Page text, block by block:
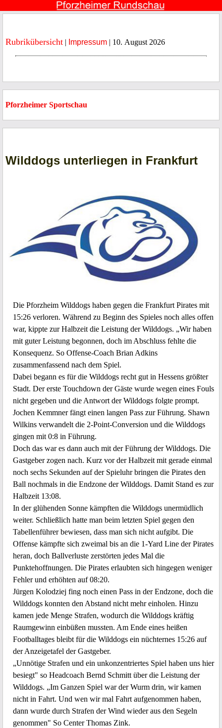
Rubrikübersicht | Impressum | 10. August 2026
Pforzheimer Sportschau
Wilddogs unterliegen in Frankfurt
Die Pforzheim Wilddogs haben gegen die Frankfurt Pirates mit
15:26 verloren. Während zu Beginn des Spieles noch alles offen
war, kippte zur Halbzeit die Leistung der Wilddogs. „Wir haben
mit guter Leistung begonnen, doch im Abschluss fehlte die
Konsequenz. So Offense-Coach Brian Adkins
zusammenfassend nach dem Spiel.
Dabei begann es für die Wilddogs recht gut in Hessens größter
Stadt. Der erste Touchdown der Gäste wurde wegen eines Fouls
nicht gegeben und die Antwort der Wilddogs folgte prompt.
Jochen Kemmner fängt einen langen Pass zur Führung. Shawn
Wilkins verwandelt die 2-Point-Conversion und die Wilddogs
gingen mit 0:8 in Führung.
Doch das war es dann auch mit der Führung der Wilddogs. Die
Gastgeber zogen nach. Kurz vor der Halbzeit mit gerade einmal
noch sechs Sekunden auf der Spieluhr bringen die Pirates den
Ball nochmals in die Endzone der Wilddogs. Damit Stand es zur
Halbzeit 13:08.
In der glühenden Sonne kämpften die Wilddogs unermüdlich
weiter. Schließlich hatte man beim letzten Spiel gegen den
Tabellenführer bewiesen, dass man sich nicht aufgibt. Die
Offense kämpfte sich zweimal bis an die 1-Yard Line der Pirates
heran, doch Ballverluste zerstörten jedes Mal die
Punktehoffnungen. Die Pirates erlaubten sich hingegen weniger
Fehler und erhöhten auf 08:20.
Jürgen Kolodziej fing noch einen Pass in der Endzone, doch die
Wilddogs konnten den Abstand nicht mehr einholen. Hinzu
kamen jede Menge Strafen, wodurch die Wilddogs kräftig
Raumgewinn einbüßen mussten. Am Ende eines heißen
Footballtages bleibt für die Wilddogs ein nüchternes 15:26 auf
der Anzeigetafel der Gastgeber.
„Unnötige Strafen und ein unkonzentriertes Spiel haben uns hier
besiegt" so Headcoach Bernd Schmitt über die Leistung der
Wilddogs. „Im Ganzen Spiel war der Wurm drin, wir kamen
nicht in Fahrt. Und wen wir mal Fahrt aufgenommen haben,
dann wurde durch Strafen der Wind wieder aus den Segeln
genommen" So Center Thomas Zink.